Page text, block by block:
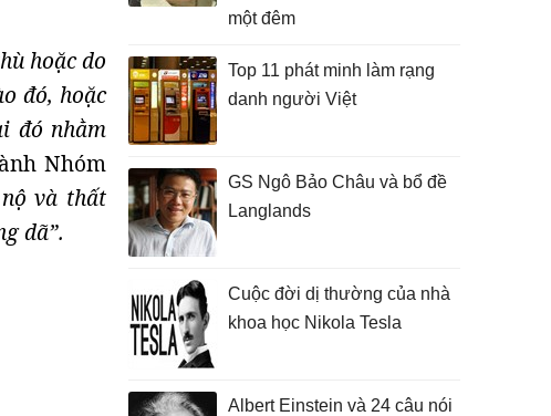
hoặc do
đó, hoặc
đó nhằm
Nhóm
và thất
dã”.
một đêm
Top 11 phát minh làm rạng
danh người Việt
GS Ngô Bảo Châu và bổ đề
Langlands
Cuộc đời dị thường của nhà
khoa học Nikola Tesla
Albert Einstein và 24 câu nói